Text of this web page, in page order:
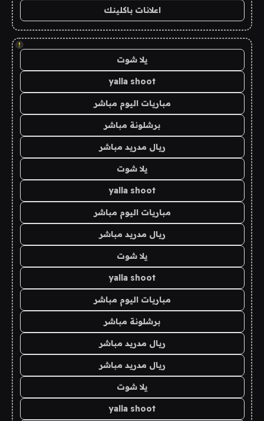
اعلانات باكلينك
!
يلا شوت
yalla shoot
مباريات اليوم مباشر
برشلونة مباشر
ريال مدريد مباشر
يلا شوت
yalla shoot
مباريات اليوم مباشر
ريال مدريد مباشر
يلا شوت
yalla shoot
مباريات اليوم مباشر
برشلونة مباشر
ريال مدريد مباشر
ريال مدريد مباشر
يلا شوت
yalla shoot